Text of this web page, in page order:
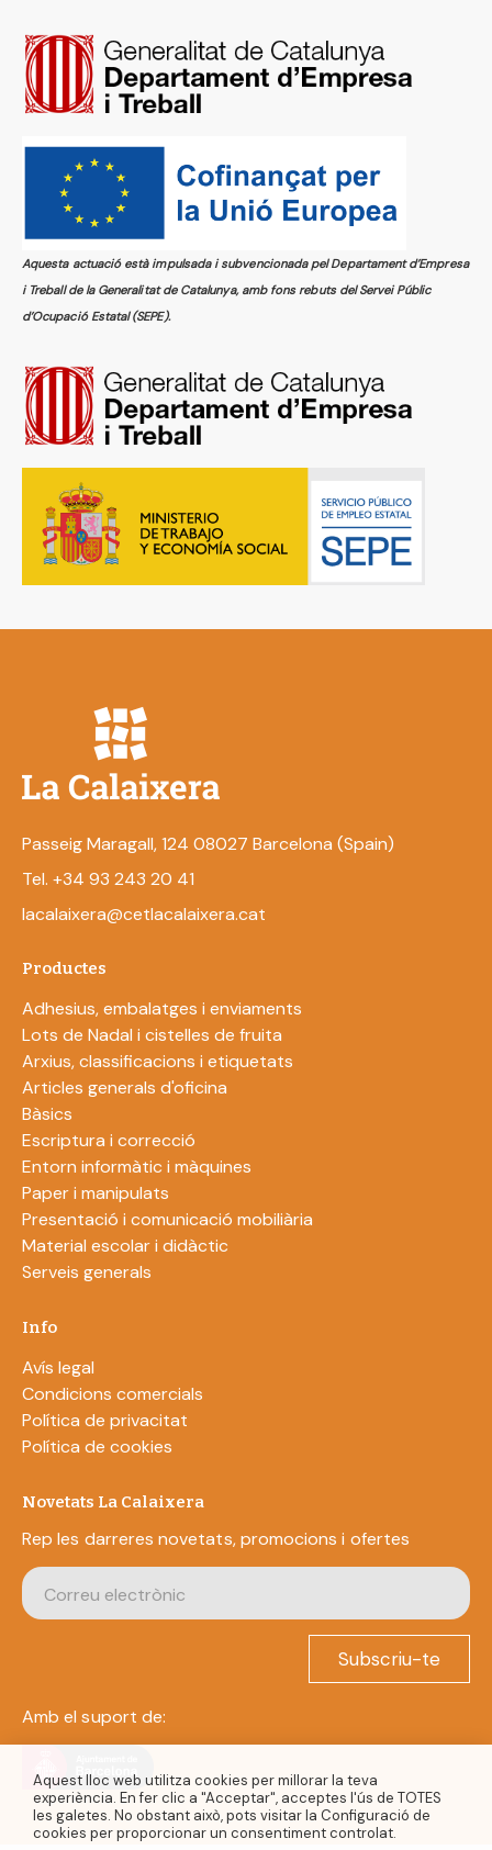
Aquesta actuació està impulsada i subvencionada pel Departament d’Empresa
i Treball de la Generalitat de Catalunya, amb fons rebuts del Servei Públic
d’Ocupació Estatal (SEPE).
Passeig Maragall, 124 08027 Barcelona (Spain)
Tel. +34 93 243 20 41
lacalaixera@cetlacalaixera.cat
Productes
Adhesius, embalatges i enviaments
Lots de Nadal i cistelles de fruita
Arxius, classificacions i etiquetats
Articles generals d'oficina
Bàsics
Escriptura i correcció
Entorn informàtic i màquines
Paper i manipulats
Presentació i comunicació mobiliària
Material escolar i didàctic
Serveis generals
Info
Avís legal
Condicions comercials
Política de privacitat
Política de cookies
Novetats La Calaixera
Rep les darreres novetats, promocions i ofertes
Subscriu-te
Amb el suport de:
Aquest lloc web utilitza cookies per millorar la teva
experiència. En fer clic a "Acceptar", acceptes l'ús de TOTES
les galetes. No obstant això, pots visitar la Configuració de
cookies per proporcionar un consentiment controlat.